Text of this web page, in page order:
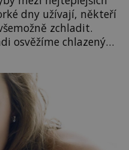
dny užívají, někteří
zchladit.
osvěžíme chlazenými
dá říci, že by byly
že zmrzlina